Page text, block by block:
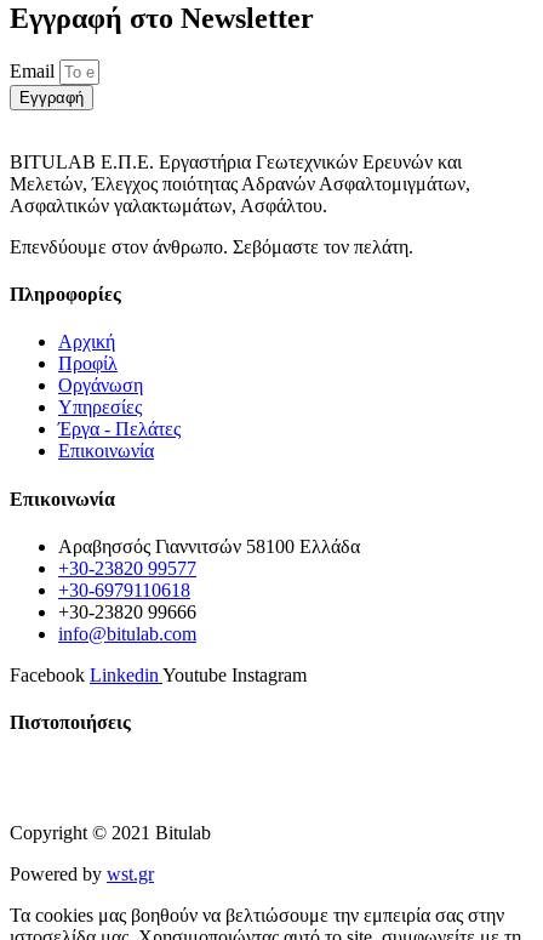
Εγγραφή στο Νewsletter
Email
Εγγραφή
BITULAB Ε.Π.Ε. Εργαστήρια Γεωτεχνικών Ερευνών και
Μελετών, Έλεγχος ποιότητας Αδρανών Ασφαλτομιγμάτων,
Ασφαλτικών γαλακτωμάτων, Ασφάλτου.
Επενδύουμε στον άνθρωπο. Σεβόμαστε τον πελάτη.
Πληροφορίες
Αρχική
Προφίλ
Οργάνωση
Υπηρεσίες
Έργα - Πελάτες
Επικοινωνία
Επικοινωνία
Αραβησσός Γιαννιτσών 58100 Ελλάδα
+30-23820 99577
+30-6979110618
+30-23820 99666
info@bitulab.com
Facebook Linkedin Youtube Instagram
Πιστοποιήσεις
Copyright © 2021 Bitulab
Powered by wst.gr
Τα cookies μας βοηθούν να βελτιώσουμε την εμπειρία σας στην